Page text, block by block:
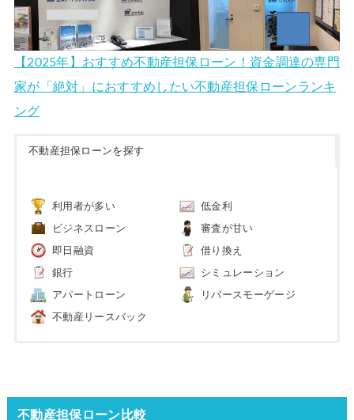
【2025年】おすすめ不動産担保ローン！資金調達の専門
家が「絶対」におすすめしたい不動産担保ローンランキ
ング
不動産担保ローンを探す
利用者が多い 低金利
ビジネスローン 審査が甘い
即日融資 借り換え
銀行 シミュレーション
アパートローン リバースモーゲージ
不動産リースバック
不動産担保ローン比較